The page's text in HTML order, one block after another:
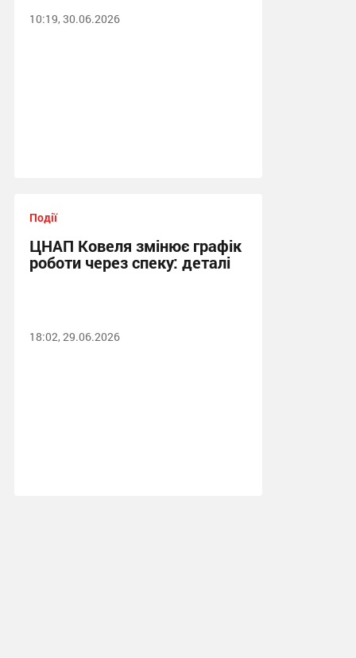
10:19, 30.06.2026
Події
ЦНАП Ковеля змінює графік
роботи через спеку: деталі
18:02, 29.06.2026